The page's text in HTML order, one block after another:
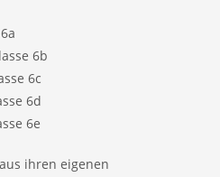
6b
6c
6d
6e
ihren eigenen